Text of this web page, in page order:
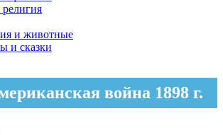
и животные
и сказки
война 1898 г.